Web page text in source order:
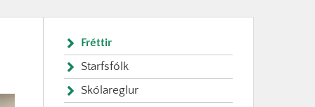
Fréttir
Starfsfólk
Skólareglur